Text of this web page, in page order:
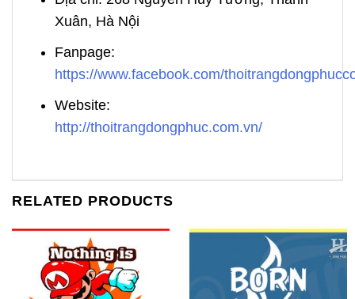
Xuân, Hà Nội
Fanpage:
https://www.facebook.com/
Website:
http://thoitrangdongphuc.com.vn/
RELATED PRODUCTS